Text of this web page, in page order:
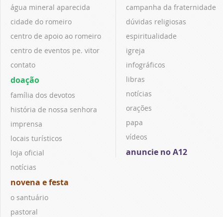
água mineral aparecida
cidade do romeiro
centro de apoio ao romeiro
centro de eventos pe. vitor
contato
doação
família dos devotos
história de nossa senhora
imprensa
locais turísticos
loja oficial
notícias
novena e festa
o santuário
pastoral
campanha da fraternidade
dúvidas religiosas
espiritualidade
igreja
infográficos
libras
notícias
orações
papa
vídeos
anuncie no A12